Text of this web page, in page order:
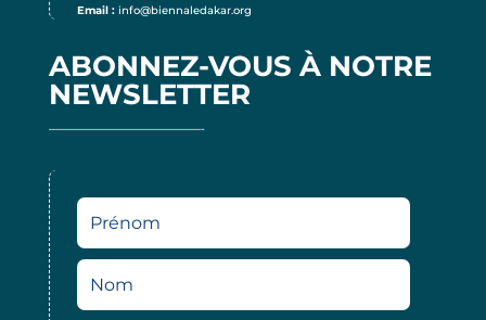
Email : info@biennaledakar.org
ABONNEZ-VOUS À NOTRE
NEWSLETTER
——————————————-